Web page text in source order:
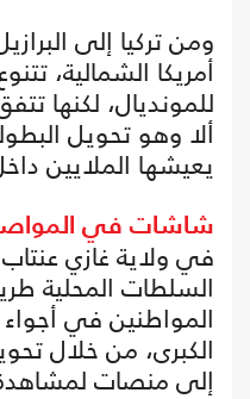
ومن تركيا إلى
أمريكا الشمالية،
للمونديال، لكنها
ألا وهو تحويل
يعيشها الملايين
شاشات في
في ولاية غازي
السلطات المحلية
المواطنين في أجواء
الكبرى، من خلال
إلى منصات لمشاهدة